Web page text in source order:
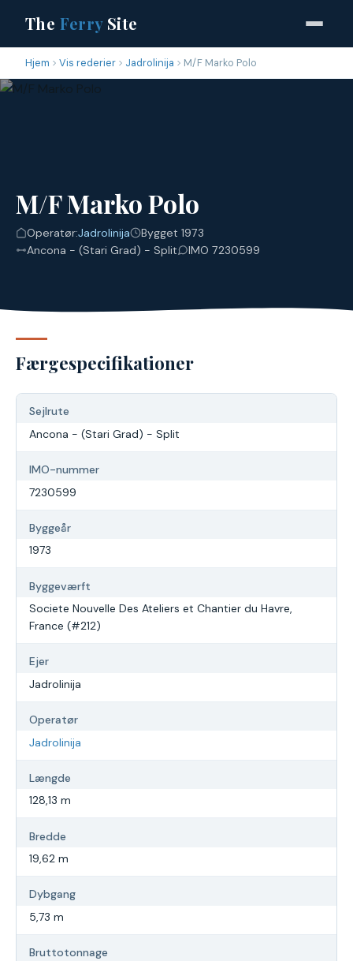
The FerrySite
Hjem Vis rederier Jadrolinija M/F Marko Polo
M/F Marko Polo
Operatør:Jadrolinija
Bygget 1973
Ancona - (Stari Grad) - Split
IMO 7230599
Færgespecifikationer
Sejlrute
Ancona - (Stari Grad) - Split
IMO-nummer
7230599
Byggeår
1973
Byggeværft
Societe Nouvelle Des Ateliers et Chantier du Havre,
France (#212)
Ejer
Jadrolinija
Operatør
Jadrolinija
Længde
128,13 m
Bredde
19,62 m
Dybgang
5,73 m
Bruttotonnage